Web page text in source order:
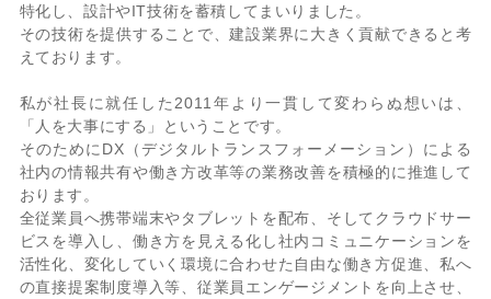
特化し、設計やIT技術を蓄積してまいりました。
その技術を提供することで、建設業界に大きく貢献できると考
えております。
私が社長に就任した2011年より一貫して変わらぬ想いは、
「人を大事にする」ということです。
そのためにDX（デジタルトランスフォーメーション）による
社内の情報共有や働き方改革等の業務改善を積極的に推進して
おります。
全従業員へ携帯端末やタブレットを配布、そしてクラウドサー
ビスを導入し、働き方を見える化し社内コミュニケーションを
活性化、変化していく環境に合わせた自由な働き方促進、私へ
の直接提案制度導入等、従業員エンゲージメントを向上させ、